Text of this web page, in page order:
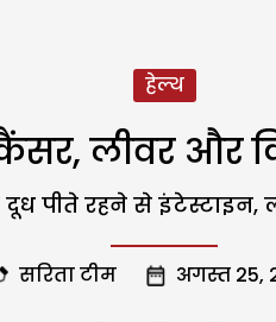
हेल्थ
लीवर और
पीते रहने से
सरिता टीम अगस्त 25,